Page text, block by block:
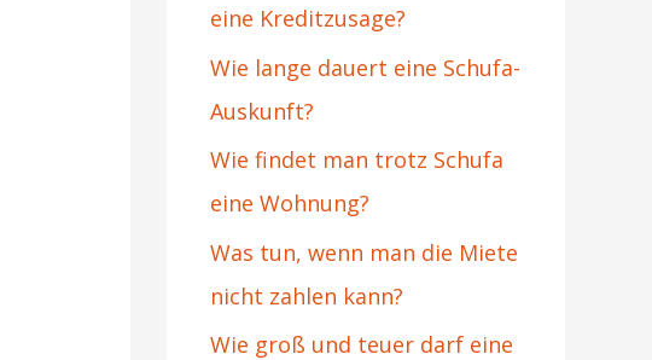
a
c
h
:
eine Kreditzusage?
Wie lange dauert eine Schufa-
Auskunft?
Wie findet man trotz Schufa
eine Wohnung?
Was tun, wenn man die Miete
nicht zahlen kann?
Wie groß und teuer darf eine